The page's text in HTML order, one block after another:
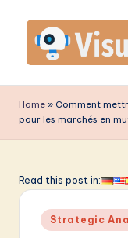
content
is
u
li
Home » Comment
pour les marchés en
Read this post in:
Posted
in
Strategic